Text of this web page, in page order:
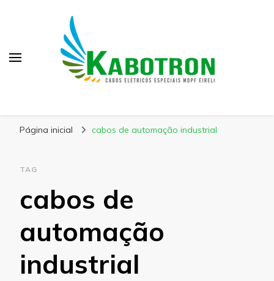
Página inicial cabos de automação industrial
TAG
cabos de
automação
industrial